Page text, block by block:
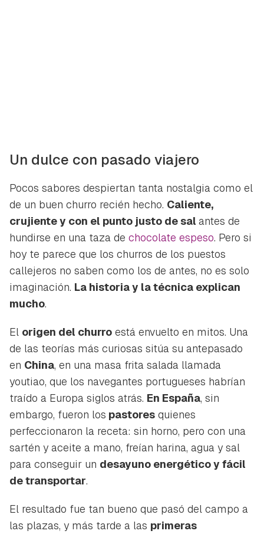
Un dulce con pasado viajero
Pocos sabores despiertan tanta nostalgia como el
de un buen churro recién hecho. Caliente,
crujiente y con el punto justo de sal antes de
hundirse en una taza de chocolate espeso. Pero si
hoy te parece que los churros de los puestos
callejeros no saben como los de antes, no es solo
imaginación. La historia y la técnica explican
mucho.
El origen del churro está envuelto en mitos. Una
de las teorías más curiosas sitúa su antepasado
en China, en una masa frita salada llamada
youtiao, que los navegantes portugueses habrían
traído a Europa siglos atrás. En España, sin
embargo, fueron los pastores quienes
perfeccionaron la receta: sin horno, pero con una
sartén y aceite a mano, freían harina, agua y sal
para conseguir un desayuno energético y fácil
de transportar.
El resultado fue tan bueno que pasó del campo a
las plazas, y más tarde a las primeras